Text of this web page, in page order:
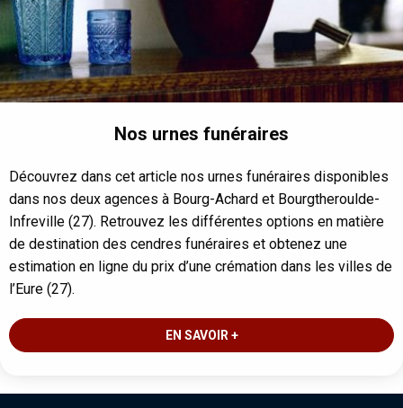
Nos urnes funéraires
Découvrez dans cet article nos urnes funéraires disponibles
dans nos deux agences à Bourg-Achard et Bourgtheroulde-
Infreville (27). Retrouvez les différentes options en matière
de destination des cendres funéraires et obtenez une
estimation en ligne du prix d’une crémation dans les villes de
l’Eure (27).
EN SAVOIR +